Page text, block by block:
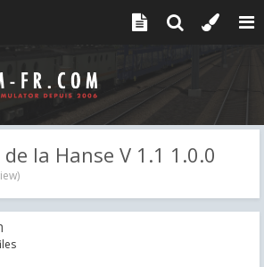
la Hanse V 1.1 1.0.0